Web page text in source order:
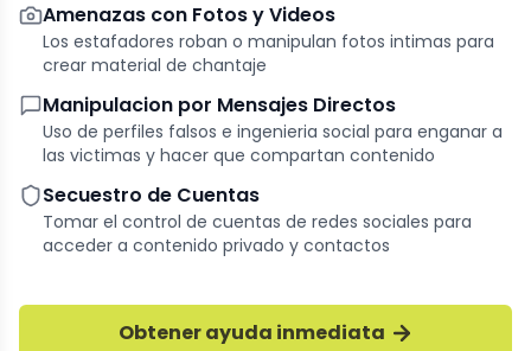
Amenazas con Fotos y Videos
Los estafadores roban o manipulan fotos intimas para
crear material de chantaje
Manipulacion por Mensajes Directos
Uso de perfiles falsos e ingenieria social para enganar a
las victimas y hacer que compartan contenido
Secuestro de Cuentas
Tomar el control de cuentas de redes sociales para
acceder a contenido privado y contactos
Obtener ayuda inmediata